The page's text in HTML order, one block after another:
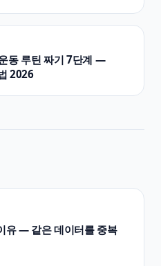
동 루틴 짜기 7단계 —
2026
유 — 같은 데이터를 중복